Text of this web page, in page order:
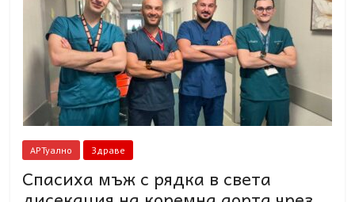
АРТуално Здраве
Спасиха мъж с рядка в света